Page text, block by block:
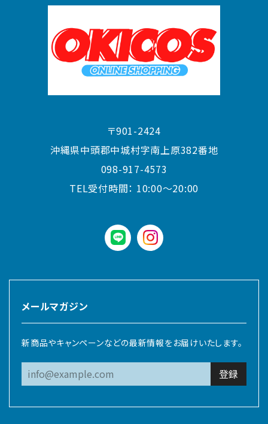
〒901-2424
沖縄県中頭郡中城村字南上原382番地
098-917-4573
TEL受付時間： 10:00〜20:00
LINE instagram
メールマガジン
新商品やキャンペーンなどの最新情報をお届けいたします。
登録